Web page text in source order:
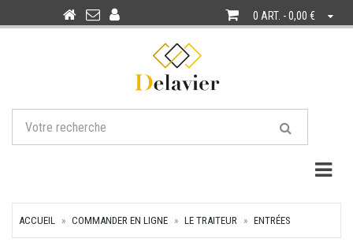
0 ART. - 0,00 €
ACCUEIL COMMANDER EN LIGNE LE TRAITEUR ENTRÉES